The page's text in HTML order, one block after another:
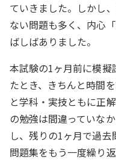
ていきました。しかし
ない問題も多く、内心
ばしばありました。
本試験の1ヶ月前に模擬
たとき、きちんと時間
と学科・実技ともに正
の勉強は間違っていな
し、残りの1ヶ月で過
問題集をもう一度繰り